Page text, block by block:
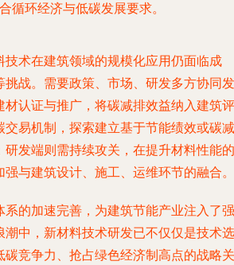
循环经济与低碳发展要求。
术在建筑领域的规模化应用仍面临成
战。需要政策、市场、研发多方协同发
认证与推广，将碳减排效益纳入建筑评
易机制，探索建立基于节能绩效或碳减
发端则需持续攻关，在提升材料性能的
与建筑设计、施工、运维环节的融合。
的加速完善，为建筑节能产业注入了强
中，新材料技术研发已不仅仅是技术选
竞争力、抢占绿色经济制高点的战略关